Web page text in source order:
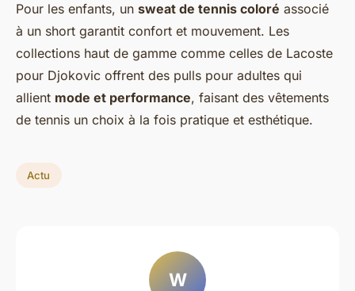
Pour les enfants, un sweat de tennis coloré associé
à un short garantit confort et mouvement. Les
collections haut de gamme comme celles de Lacoste
pour Djokovic offrent des pulls pour adultes qui
allient mode et performance, faisant des vêtements
de tennis un choix à la fois pratique et esthétique.
Actu
W